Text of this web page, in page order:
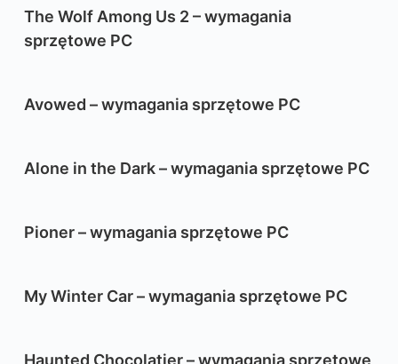
The Wolf Among Us 2 – wymagania
sprzętowe PC
Avowed – wymagania sprzętowe PC
Alone in the Dark – wymagania sprzętowe PC
Pioner – wymagania sprzętowe PC
My Winter Car – wymagania sprzętowe PC
Haunted Chocolatier – wymagania sprzętowe